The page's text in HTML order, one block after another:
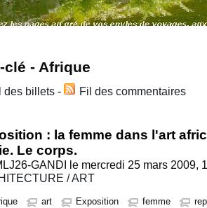
clé - Afrique
des billets - Fil des commentaires
: la femme dans l'art
Le corps.
GANDI le mercredi 25 mars 2009,
/ ART
art Exposition femme